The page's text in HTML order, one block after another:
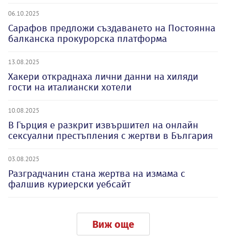
06.10.2025
Сарафов предложи създаването на Постоянна
балканска прокурорска платформа
13.08.2025
Хакери откраднаха лични данни на хиляди
гости на италиански хотели
10.08.2025
В Гърция е разкрит извършител на онлайн
сексуални престъпления с жертви в България
03.08.2025
Разградчанин стана жертва на измама с
фалшив куриерски уебсайт
Виж още